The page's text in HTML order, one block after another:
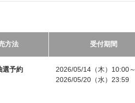
方法 受付期間
選予約
2026/05/14（木）10:00～
2026/05/20（水）23:59